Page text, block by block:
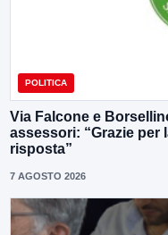
POLITICA
Via Falcone e
assessori: “Grazie per
risposta”
7 AGOSTO 2026